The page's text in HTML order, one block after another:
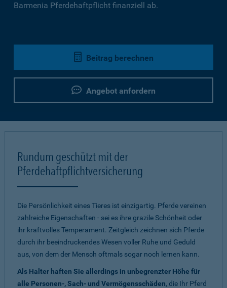
Barmenia Pferdehaftpflicht finanziell ab.
Beitrag berechnen
Angebot anfordern
Rundum geschützt mit der
Pferdehaftpflichtversicherung
Die Persönlichkeit eines Tieres ist einzigartig. Pferde vereinen
zahlreiche Eigenschaften - sei es ihre grazile Schönheit oder
ihr kraftvolles Temperament. Zeitgleich zeichnen sich Pferde
durch ihr beeindruckendes Wesen voller Ruhe und Geduld
aus, von dem der Mensch oftmals sogar noch lernen kann.
Als Halter haften Sie allerdings in unbegrenzter Höhe für
alle Personen-, Sach- und Vermögensschäden, die Ihr Pferd